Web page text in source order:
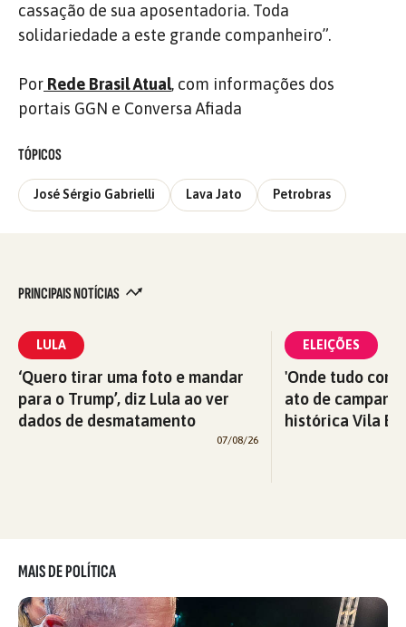
cassação de sua aposentadoria. Toda
solidariedade a este grande companheiro”.
Por Rede Brasil Atual, com informações dos
portais GGN e Conversa Afiada
TÓPICOS
José Sérgio Gabrielli Lava Jato Petrobras
PRINCIPAIS NOTÍCIAS
LULA
‘Quero tirar uma foto e mandar
para o Trump’, diz Lula ao ver
dados de desmatamento
07/08/26
ELEIÇÕES
'Onde tudo
ato de
histórica Vila
MAIS DE POLÍTICA